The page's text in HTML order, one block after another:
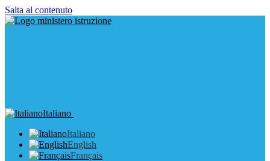
Salta al contenuto
Italiano
Italiano
English
Français